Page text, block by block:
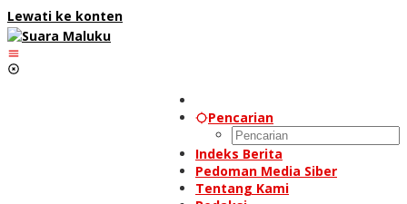
Lewati ke konten
Pencarian
Indeks Berita
Pedoman Media Siber
Tentang Kami